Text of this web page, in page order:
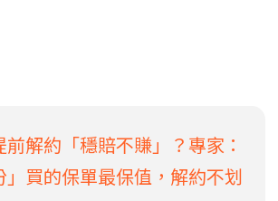
解約「穩賠不賺」？專家：
」買的保單最保值，解約不划